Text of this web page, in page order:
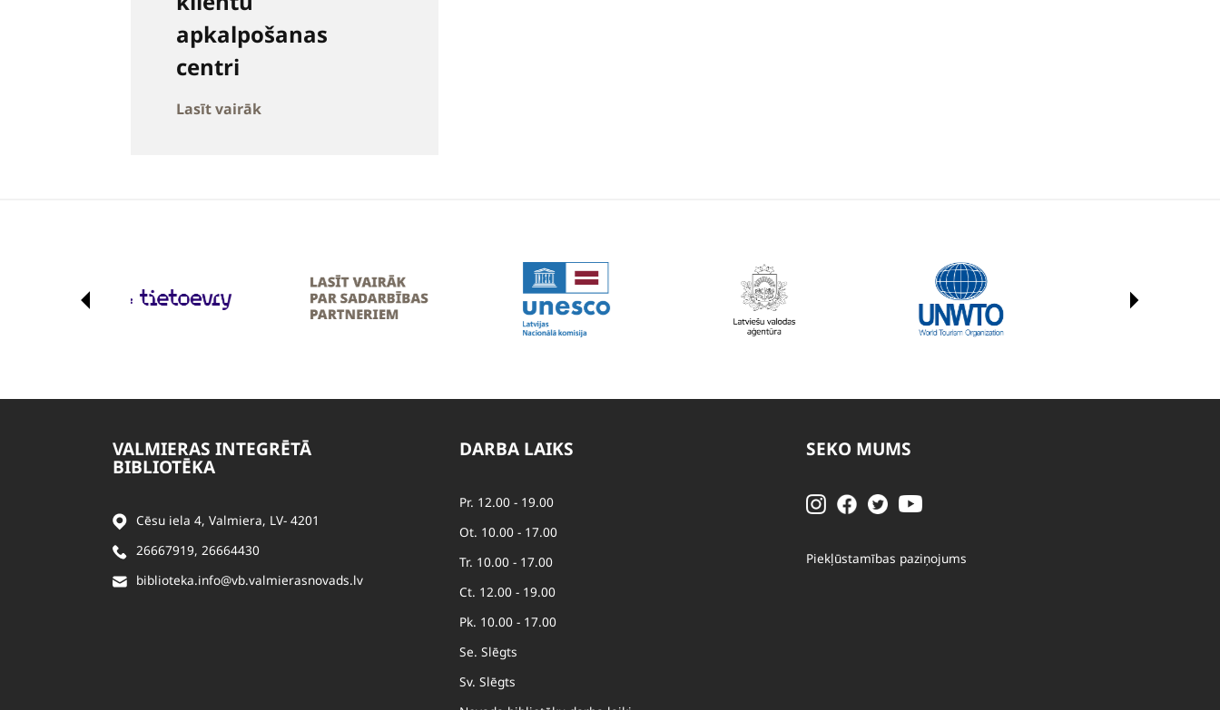
apkalpošanas
centri
Lasīt vairāk
VALMIERAS INTEGRĒTĀ
BIBLIOTĒKA
Cēsu iela 4, Valmiera, LV- 4201
26667919, 26664430
biblioteka.info@vb.valmierasnovads.lv
DARBA LAIKS
Pr. 12.00 - 19.00
Ot. 10.00 - 17.00
Tr. 10.00 - 17.00
Ct. 12.00 - 19.00
Pk. 10.00 - 17.00
Se. Slēgts
Sv. Slēgts
SEKO MUMS
Piekļūstamības paziņojums